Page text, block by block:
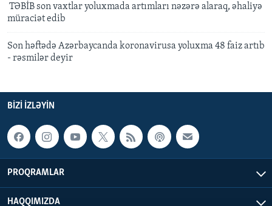
TƏBİB son vaxtlar yoluxmada artımları nəzərə alaraq, əhaliyə
müraciət edib
Son həftədə Azərbaycanda koronavirusa yoluxma 48 faiz artıb
- rəsmilər deyir
BIZI IZLƏYIN
PROQRAMLAR
HAQQIMIZDA